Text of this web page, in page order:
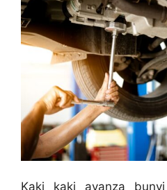
Kaki kaki avanza